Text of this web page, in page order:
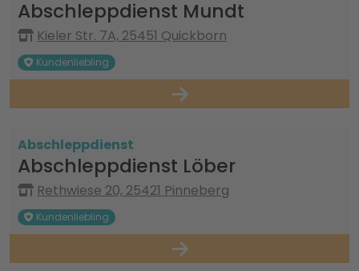
Abschleppdienst Mundt
Kieler Str. 7A, 25451 Quickborn
Kundenliebling
Abschleppdienst
Abschleppdienst Löber
Rethwiese 20, 25421 Pinneberg
Kundenliebling